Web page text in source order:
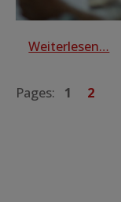
Weiterlesen…
Pages: 1 2